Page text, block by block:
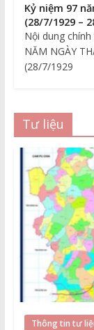
Kỷ niệm 97
(28/7/1929 –
Nội dung
NĂM NGÀY
(28/7/1929
Tư liệu
Thông tin tư